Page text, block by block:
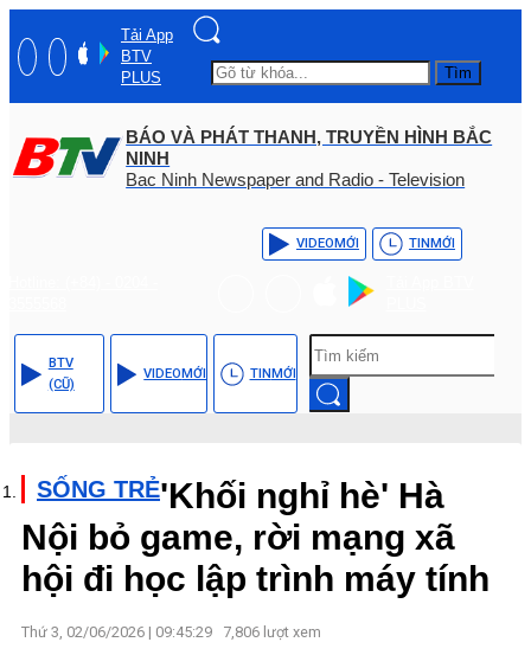
Tải App
BTV
PLUS
Tìm
BÁO VÀ PHÁT THANH, TRUYỀN HÌNH BẮC
NINH
Bac Ninh Newspaper and Radio - Television
VIDEOMỚI TINMỚI
BTV
(CŨ)
VIDEOMỚI TINMỚI
SỐNG TRẺ'Khối nghỉ hè' Hà
Nội bỏ game, rời mạng xã
hội đi học lập trình máy tính
Thứ 3, 02/06/2026 | 09:45:29 7,806 lượt xem